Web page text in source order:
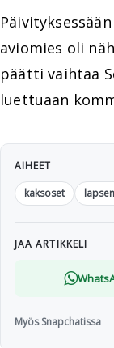
aviomies oli
päätti vaihtaa
luettuaan
AIHEET
kaksoset
JAA ARTIKKELI
Myös Snapchatissa